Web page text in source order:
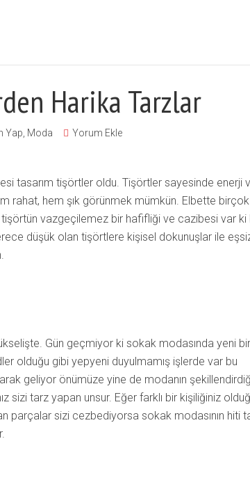
Harika Tarzlar
Yap Moda Yorum Ekle
tasarım tişörtler oldu. Tişörtler sayesinde enerji
rahat, hem şık görünmek mümkün. Elbette
vazgeçilemez bir hafifliği ve cazibesi var ki
düşük olan tişörtlere kişisel dokunuşlar ile
Gün geçmiyor ki sokak modasında yeni bir
olduğu gibi yepyeni duyulmamış işlerde var bu
geliyor önümüze yine de modanın
sizi tarz yapan unsur. Eğer farklı bir kişiliğiniz
parçalar sizi cezbediyorsa sokak modasının hiti